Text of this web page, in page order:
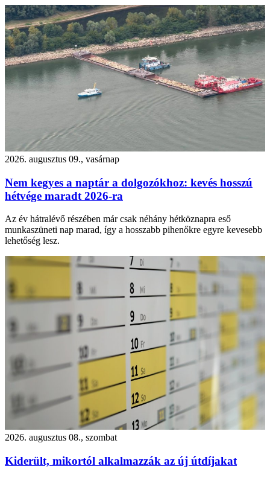
2026. augusztus 09., vasárnap
Nem kegyes a naptár a dolgozókhoz: kevés hosszú
hétvége maradt 2026-ra
Az év hátralévő részében már csak néhány hétköznapra eső
munkaszüneti nap marad, így a hosszabb pihenőkre egyre kevesebb
lehetőség lesz.
2026. augusztus 08., szombat
Kiderült, mikortól alkalmazzák az új útdíjakat